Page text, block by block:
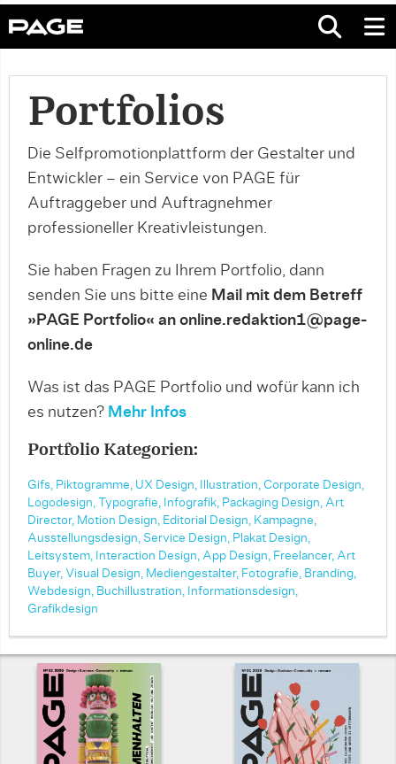
Portfolios
Die Selfpromotionplattform der Gestalter und
Entwickler – ein Service von PAGE für
Auftraggeber und Auftragnehmer
professioneller Kreativleistungen.
Sie haben Fragen zu Ihrem Portfolio, dann
senden Sie uns bitte eine Mail mit dem Betreff
»PAGE Portfolio« an online.redaktion1@page-
online.de
Was ist das PAGE Portfolio und wofür kann ich
es nutzen? Mehr Infos
Portfolio Kategorien:
Gifs, Piktogramme, UX Design, Illustration, Corporate Design,
Logodesign,
Typografie, Infografik, Packaging Design, Art
Director, Motion Design, Editorial Design, Kampagne,
Ausstellungsdesign, Service Design, Plakat Design,
Leitsystem, Interaction Design, App Design, Freelancer, Art
Buyer, Visual Design, Mediengestalter, Fotografie, Branding,
Webdesign, Buchillustration, Informationsdesign,
Grafikdesign